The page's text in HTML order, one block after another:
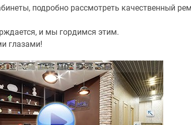
подробно рассмотреть качественный
и мы гордимся этим.
глазами!